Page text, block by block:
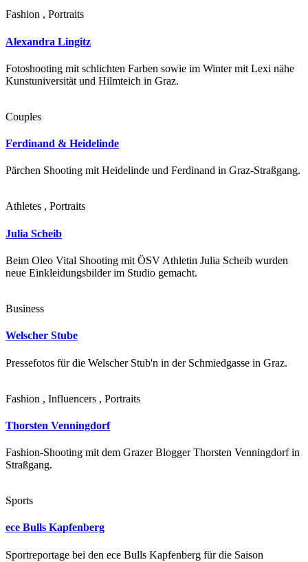
Fashion , Portraits
Alexandra Lingitz
Fotoshooting mit schlichten Farben sowie im Winter mit Lexi nähe
Kunstuniversität und Hilmteich in Graz.
Couples
Ferdinand & Heidelinde
Pärchen Shooting mit Heidelinde und Ferdinand in Graz-Straßgang.
Athletes , Portraits
Julia Scheib
Beim Oleo Vital Shooting mit ÖSV Athletin Julia Scheib wurden
neue Einkleidungsbilder im Studio gemacht.
Business
Welscher Stube
Pressefotos für die Welscher Stub'n in der Schmiedgasse in Graz.
Fashion , Influencers , Portraits
Thorsten Venningdorf
Fashion-Shooting mit dem Grazer Blogger Thorsten Venningdorf in
Straßgang.
Sports
ece Bulls Kapfenberg
Sportreportage bei den ece Bulls Kapfenberg für die Saison